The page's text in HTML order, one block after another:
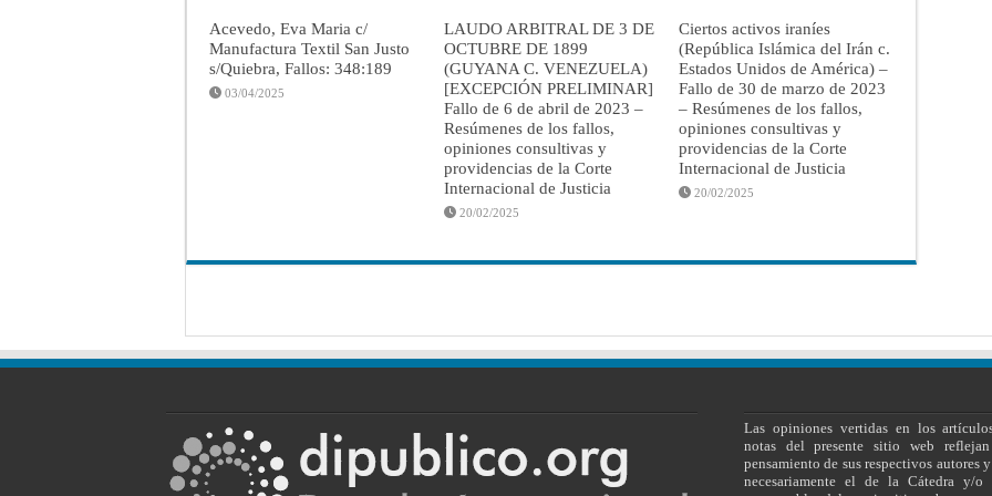
Acevedo, Eva Maria c/
Manufactura Textil San Justo
s/Quiebra, Fallos: 348:189
03/04/2025
LAUDO ARBITRAL DE 3 DE
OCTUBRE DE 1899
(GUYANA C. VENEZUELA)
[EXCEPCIÓN PRELIMINAR]
Fallo de 6 de abril de 2023 –
Resúmenes de los fallos,
opiniones consultivas y
providencias de la Corte
Internacional de Justicia
20/02/2025
Ciertos activos iraníes
(República Islámica del Irán c.
Estados Unidos de América) –
Fallo de 30 de marzo de 2023
– Resúmenes de los fallos,
opiniones consultivas y
providencias de la Corte
Internacional de Justicia
20/02/2025
Las opiniones vertidas en los
notas del presente sitio web
pensamiento de sus respectivos autores
necesariamente el de la Cátedra y/o